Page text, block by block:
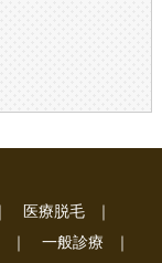
医療脱毛
一般診療